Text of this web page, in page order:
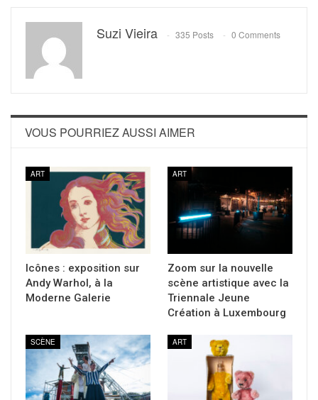
Suzi Vieira 335 Posts 0 Comments
VOUS POURRIEZ AUSSI AIMER
ART
Icônes : exposition sur
Andy Warhol, à la
Moderne Galerie
ART
Zoom sur la nouvelle
scène artistique avec la
Triennale Jeune
Création à Luxembourg
SCÈNE ART